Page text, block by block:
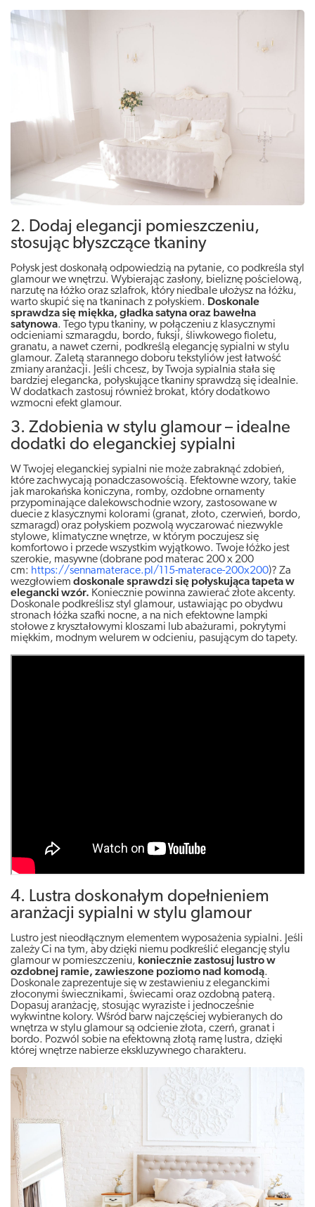
2. Dodaj elegancji pomieszczeniu,
stosując błyszczące tkaniny
Połysk jest doskonałą odpowiedzią na pytanie, co podkreśla styl
glamour we wnętrzu. Wybierając zasłony, bieliznę pościelową,
narzutę na łóżko oraz szlafrok, który niedbale ułożysz na łóżku,
warto skupić się na tkaninach z połyskiem. Doskonale
sprawdza się miękka, gładka satyna oraz bawełna
satynowa. Tego typu tkaniny, w połączeniu z klasycznymi
odcieniami szmaragdu, bordo, fuksji, śliwkowego fioletu,
granatu, a nawet czerni, podkreślą elegancję sypialni w stylu
glamour. Zaletą starannego doboru tekstyliów jest łatwość
zmiany aranżacji. Jeśli chcesz, by Twoja sypialnia stała się
bardziej elegancka, połyskujące tkaniny sprawdzą się idealnie.
W dodatkach zastosuj również brokat, który dodatkowo
wzmocni efekt glamour.
3. Zdobienia w stylu glamour – idealne
dodatki do eleganckiej sypialni
W Twojej eleganckiej sypialni nie może zabraknąć zdobień,
które zachwycają ponadczasowością. Efektowne wzory, takie
jak marokańska koniczyna, romby, ozdobne ornamenty
przypominające dalekowschodnie wzory, zastosowane w
duecie z klasycznymi kolorami (granat, złoto, czerwień, bordo,
szmaragd) oraz połyskiem pozwolą wyczarować niezwykle
stylowe, klimatyczne wnętrze, w którym poczujesz się
komfortowo i przede wszystkim wyjątkowo. Twoje łóżko jest
szerokie, masywne (dobrane pod materac 200 x 200
cm: https://sennamaterace.pl/115-materace-200x200)? Za
wezgłowiem doskonale sprawdzi się połyskująca tapeta w
elegancki wzór. Koniecznie powinna zawierać złote akcenty.
Doskonale podkreślisz styl glamour, ustawiając po obydwu
stronach łóżka szafki nocne, a na nich efektowne lampki
stołowe z kryształowymi kloszami lub abażurami, pokrytymi
miękkim, modnym welurem w odcieniu, pasującym do tapety.
4. Lustra doskonałym dopełnieniem
aranżacji sypialni w stylu glamour
Lustro jest nieodłącznym elementem wyposażenia sypialni. Jeśli
zależy Ci na tym, aby dzięki niemu podkreślić elegancję stylu
glamour w pomieszczeniu, koniecznie zastosuj lustro w
ozdobnej ramie, zawieszone poziomo nad komodą.
Doskonale zaprezentuje się w zestawieniu z eleganckimi
złoconymi świecznikami, świecami oraz ozdobną paterą.
Dopasuj aranżację, stosując wyraziste i jednocześnie
wykwintne kolory. Wśród barw najczęściej wybieranych do
wnętrza w stylu glamour są odcienie złota, czerń, granat i
bordo. Pozwól sobie na efektowną złotą ramę lustra, dzięki
której wnętrze nabierze ekskluzywnego charakteru.